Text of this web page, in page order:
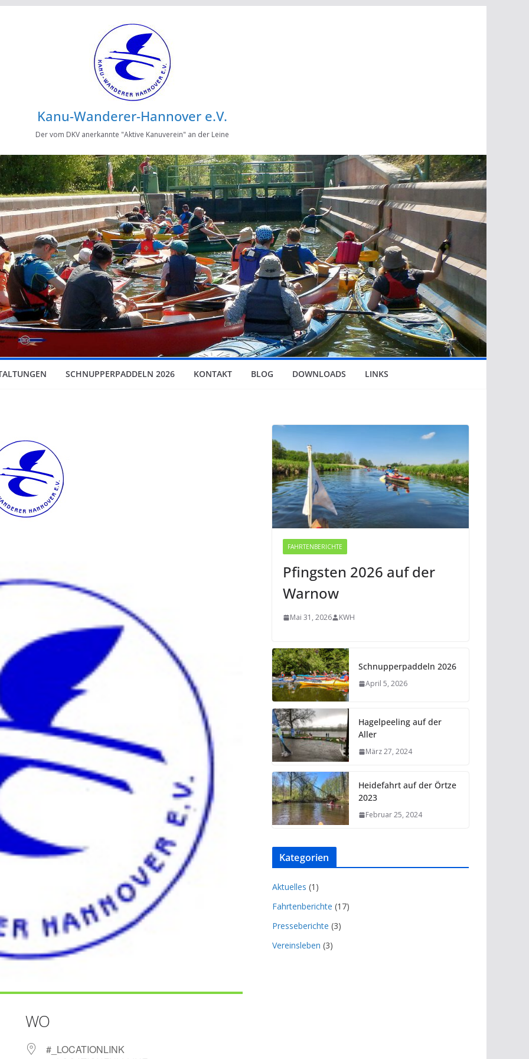
Kanu-Wanderer-Hannover e.V.
Der vom DKV anerkannte "Aktive Kanuverein" an der Leine
SCHNUPPERPADDELN 2026 KONTAKT BLOG DOWNLOADS LINKS
WO
#_LOCATIONLINK
FAHRTENBERICHTE
Pfingsten 2026 auf der
Warnow
Mai 31, 2026 KWH
Schnupperpaddeln 2026
April 5, 2026
Hagelpeeling auf der
Aller
März 27, 2024
Heidefahrt auf der Örtze
2023
Februar 25, 2024
Kategorien
Aktuelles (1)
Fahrtenberichte (17)
Presseberichte (3)
Vereinsleben (3)